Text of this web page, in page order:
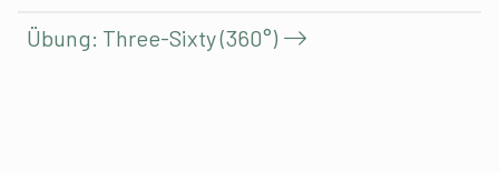
Übung: Three-Sixty (360°)